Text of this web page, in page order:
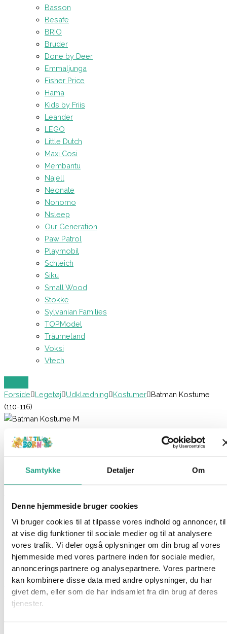
Samtykke Detaljer Om
Denne hjemmeside bruger cookies
Vi bruger cookies til at tilpasse vores indhold og annoncer, til
at vise dig funktioner til sociale medier og til at analysere
vores trafik. Vi deler også oplysninger om din brug af vores
hjemmeside med vores partnere inden for sociale medier,
annonceringspartnere og analysepartnere. Vores partnere
kan kombinere disse data med andre oplysninger, du har
givet dem, eller som de har indsamlet fra din brug af deres
tjenester.
Basson
Besafe
BRIO
Bruder
Done by Deer
Emmaljunga
Fisher Price
Hama
Kids by Friis
Leander
LEGO
Little Dutch
Maxi Cosi
Membantu
Najell
Neonate
Nonomo
Nsleep
Our Generation
Paw Patrol
Playmobil
Schleich
Siku
Small Wood
Stokke
Sylvanian Families
TOPModel
Träumeland
Voksi
Vtech
Forside Legetøj Udklædning Kostumer Batman Kostume
(110-116)
Batman Kostume (110-116)
Beskrivelse
Spørg om produktet
Red verden ligesom Batman! Klæd dit barn ud i det sejeste
Batman kostume, der indeholder alt, hvad du skal bruge.
Specifikationer:
Str.: M (110-116)
Materiale: Polyester